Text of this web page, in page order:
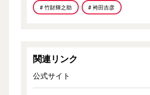
# 竹財輝之助 # 袴田吉彦
関連リンク
公式サイト